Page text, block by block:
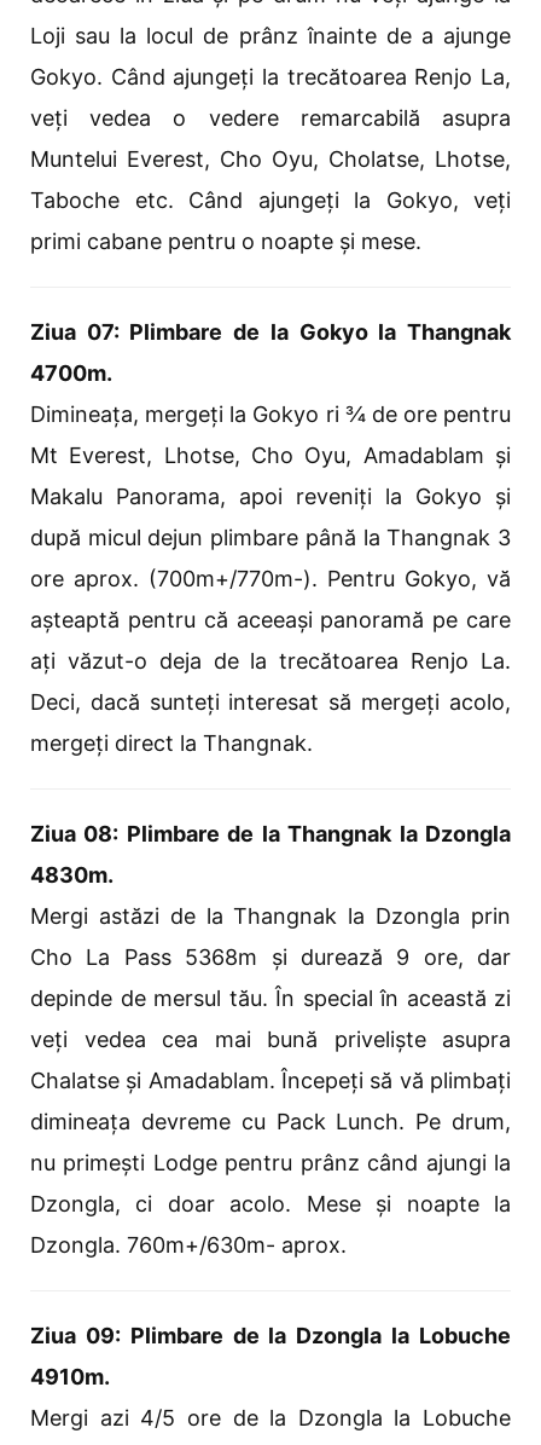
Loji sau la locul de prânz înainte de a ajunge
Gokyo. Când ajungeți la trecătoarea Renjo La,
veți vedea o vedere remarcabilă asupra
Muntelui Everest, Cho Oyu, Cholatse, Lhotse,
Taboche etc. Când ajungeți la Gokyo, veți
primi cabane pentru o noapte și mese.
Ziua 07: Plimbare de la Gokyo la Thangnak
4700m.
Dimineața, mergeți la Gokyo ri ¾ de ore pentru
Mt Everest, Lhotse, Cho Oyu, Amadablam și
Makalu Panorama, apoi reveniți la Gokyo și
după micul dejun plimbare până la Thangnak 3
ore aprox. (700m+/770m-). Pentru Gokyo, vă
așteaptă pentru că aceeași panoramă pe care
ați văzut-o deja de la trecătoarea Renjo La.
Deci, dacă sunteți interesat să mergeți acolo,
mergeți direct la Thangnak.
Ziua 08: Plimbare de la Thangnak la Dzongla
4830m.
Mergi astăzi de la Thangnak la Dzongla prin
Cho La Pass 5368m și durează 9 ore, dar
depinde de mersul tău. În special în această zi
veți vedea cea mai bună priveliște asupra
Chalatse și Amadablam. Începeți să vă plimbați
dimineața devreme cu Pack Lunch. Pe drum,
nu primești Lodge pentru prânz când ajungi la
Dzongla, ci doar acolo. Mese și noapte la
Dzongla. 760m+/630m- aprox.
Ziua 09: Plimbare de la Dzongla la Lobuche
4910m.
Mergi azi 4/5 ore de la Dzongla la Lobuche